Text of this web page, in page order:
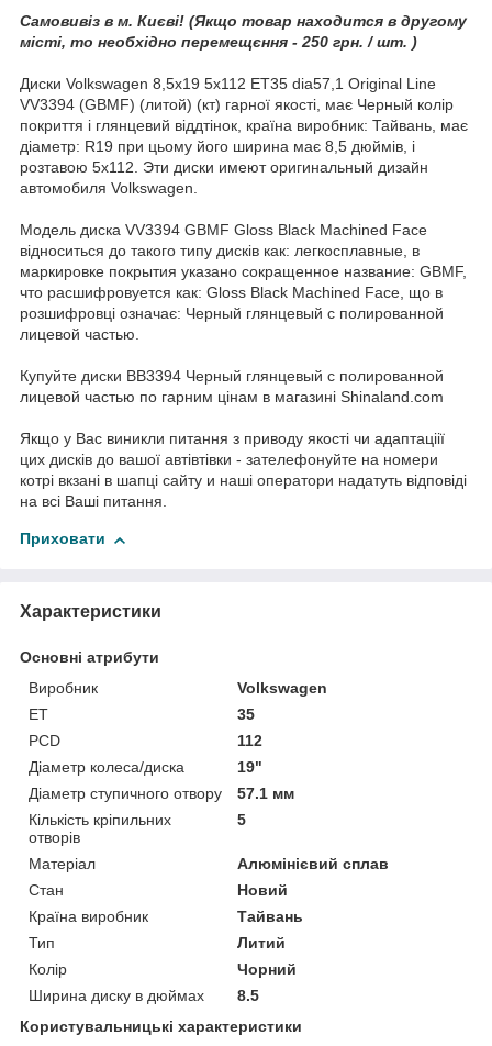
Самовивіз в м. Києві! (Якщо товар находится в другому
місті, то необхідно перемещєння - 250 грн. / шт. )
Диски Volkswagen 8,5x19 5x112 ET35 dia57,1 Original Line
VV3394 (GBMF) (литой) (кт) гарної якості, має Черный колір
покриття і глянцевий віддтінок, країна виробник: Тайвань, має
діаметр: R19 при цьому його ширина має 8,5 дюймів, і
розтавою 5x112. Эти диски имеют оригинальный дизайн
автомобиля Volkswagen.
Модель диска VV3394 GBMF Gloss Black Machined Face
відноситься до такого типу дисків как: легкосплавные, в
маркировке покрытия указано сокращенное название: GBMF,
что расшифровуется как: Gloss Black Machined Face, що в
розшифровці означає: Черный глянцевый с полированной
лицевой частью.
Купуйте диски ВВ3394 Черный глянцевый с полированной
лицевой частью по гарним цінам в магазині Shinaland.com
Якщо у Вас виникли питання з приводу якості чи адаптаціії
цих дисків до вашої автівтівки - зателефонуйте на номери
котрі вкзані в шапці сайту и наші оператори надатуть відповіді
на всі Ваші питання.
Приховати
Характеристики
Основні атрибути
Виробник
Volkswagen
ET
35
PCD
112
Діаметр колеса/диска
19"
Діаметр ступичного отвору
57.1 мм
Кількість кріпильних
отворів
5
Матеріал
Алюмінієвий сплав
Стан
Новий
Країна виробник
Тайвань
Тип
Литий
Колір
Чорний
Ширина диску в дюймах
8.5
Користувальницькі характеристики